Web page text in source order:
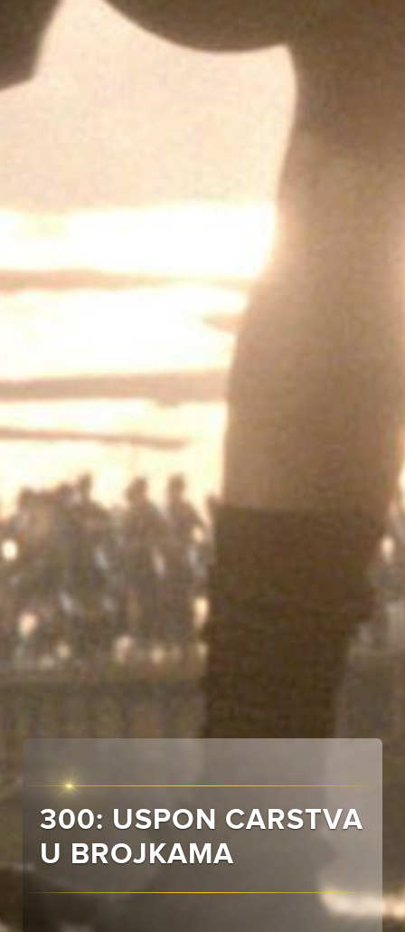
300: USPON CARSTVA
U BROJKAMA